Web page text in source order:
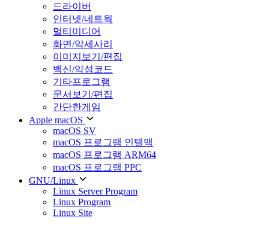
드라이버
인터넷/네트웍
멀티미디어
화면/악세사리
이미지보기/편집
백신/악성코드
기타프로그램
문서보기/편집
간단한게임
Apple macOS
macOS SV
macOS 프로그램 인텔맥
macOS 프로그램 ARM64
macOS 프로그램 PPC
GNU/Linux
Linux Server Program
Linux Program
Linux Site